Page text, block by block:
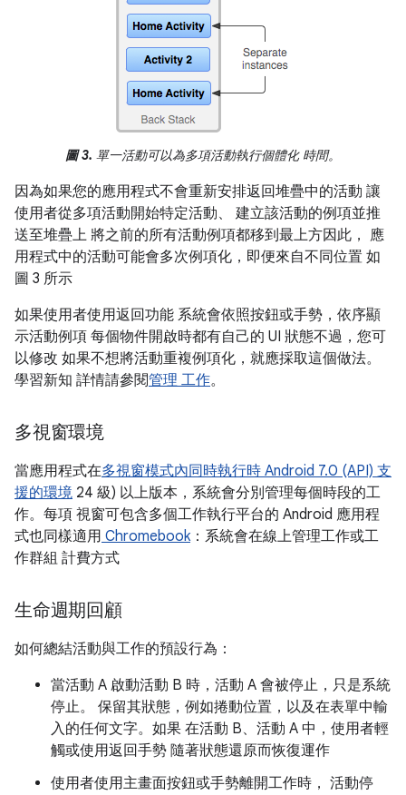
圖 3. 單一活動可以為多項活動執行個體化 時間。
因為如果您的應用程式不會重新安排返回堆疊中的活動 讓
使用者從多項活動開始特定活動、 建立該活動的例項並推
送至堆疊上 將之前的所有活動例項都移到最上方因此， 應
用程式中的活動可能會多次例項化，即便來自不同位置 如
圖 3 所示
如果使用者使用返回功能 系統會依照按鈕或手勢，依序顯
示活動例項 每個物件開啟時都有自己的 UI 狀態不過，您可
以修改 如果不想將活動重複例項化，就應採取這個做法。
學習新知 詳情請參閱管理 工作。
多視窗環境
當應用程式在多視窗模式內同時執行時 Android 7.0 (API) 支
援的環境 24 級) 以上版本，系統會分別管理每個時段的工
作。每項 視窗可包含多個工作執行平台的 Android 應用程
式也同樣適用 Chromebook：系統會在線上管理工作或工
作群組 計費方式
生命週期回顧
如何總結活動與工作的預設行為：
當活動 A 啟動活動 B 時，活動 A 會被停止，只是系統
停止。 保留其狀態，例如捲動位置，以及在表單中輸
入的任何文字。如果 在活動 B、活動 A 中，使用者輕
觸或使用返回手勢 隨著狀態還原而恢復運作
使用者使用主畫面按鈕或手勢離開工作時， 活動停